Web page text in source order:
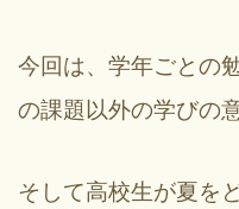
今回は、学年ごとの
の課題以外の学びの意
そして高校生が夏を